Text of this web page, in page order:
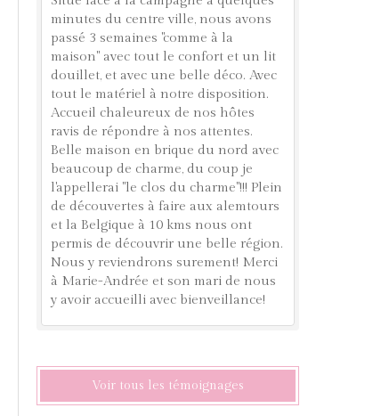
minutes du centre ville, nous avons
passé 3 semaines "comme à la
maison" avec tout le confort et un lit
douillet, et avec une belle déco. Avec
tout le matériel à notre disposition.
Accueil chaleureux de nos hôtes
ravis de répondre à nos attentes.
Belle maison en brique du nord avec
beaucoup de charme, du coup je
l'appellerai "le clos du charme"!!! Plein
de découvertes à faire aux alemtours
et la Belgique à 10 kms nous ont
permis de découvrir une belle région.
Nous y reviendrons surement! Merci
à Marie-Andrée et son mari de nous
y avoir accueilli avec bienveillance!
Voir tous les témoignages